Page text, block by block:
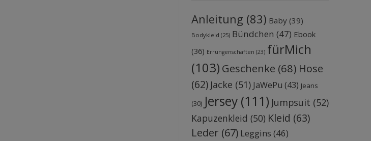
Anleitung (83) Baby(39)
Bodykleid (25) Bündchen (47) Ebook
(36) Errungenschaften (23) fürMich
(103) Geschenke (68) Hose
(62) Jacke (51) JaWePu (43) Jeans
(30) Jersey(111) Jumpsuit (52)
Kapuzenkleid (50) Kleid (63)
Leder (67) Leggins (46)